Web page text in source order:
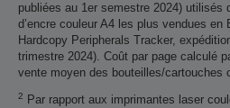
publiées au 1er semestre 2024) utilisés
d’encre couleur A4 les plus vendues en
Hardcopy Peripherals Tracker,
trimestre 2024). Coût par page calculé
vente moyen des bouteilles/cartouches
2
Par rapport aux imprimantes laser